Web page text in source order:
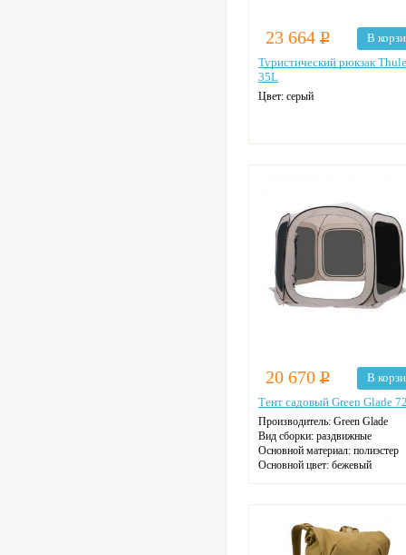
23 664 Р
В
Туристический рюкзак
35L
Цвет: серый
20 670 Р
В
Тент садовый Green Glade
Производитель: Green Glade
Вид сборки: раздвижные
Основной материал: полиэстер
Основной цвет: бежевый
Вес нетто:10,5 кг